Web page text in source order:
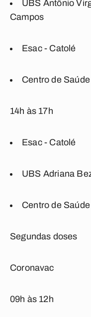
UBS Antônio
Campos
Esac - Catolé
Centro de
14h às 17h
Esac - Catolé
UBS Adriana
Centro de
Segundas doses
Coronavac
09h às 12h